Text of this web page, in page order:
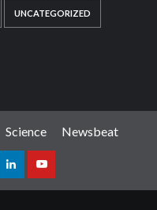
UNCATEGORIZED
Science Newsbeat
LinkedinYoutube